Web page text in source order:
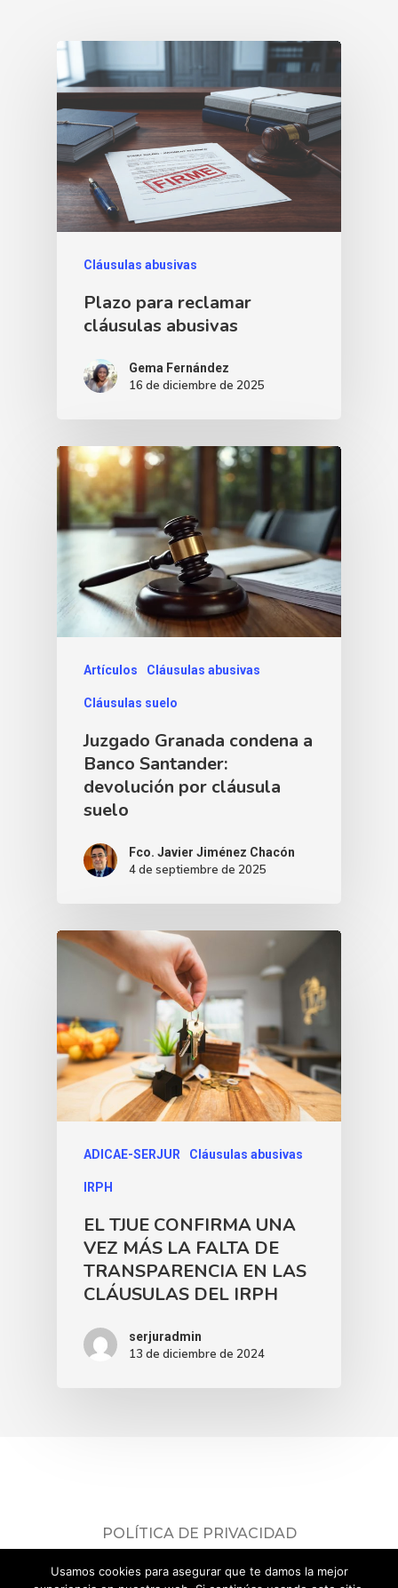
Cláusulas abusivas
Plazo para reclamar
cláusulas abusivas
Gema Fernández
16 de diciembre de 2025
Artículos Cláusulas abusivas
Cláusulas suelo
Juzgado Granada condena a
Banco Santander:
devolución por cláusula
suelo
Fco. Javier Jiménez Chacón
4 de septiembre de 2025
ADICAE-SERJUR Cláusulas abusivas
IRPH
EL TJUE CONFIRMA UNA
VEZ MÁS LA FALTA DE
TRANSPARENCIA EN LAS
CLÁUSULAS DEL IRPH
serjuradmin
13 de diciembre de 2024
POLÍTICA DE PRIVACIDAD
Consulta nuestrapolítica de privacidad.
Usamos cookies para asegurar que te damos la mejor